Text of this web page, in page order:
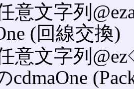
意文字列
(回線交換)
意文字列